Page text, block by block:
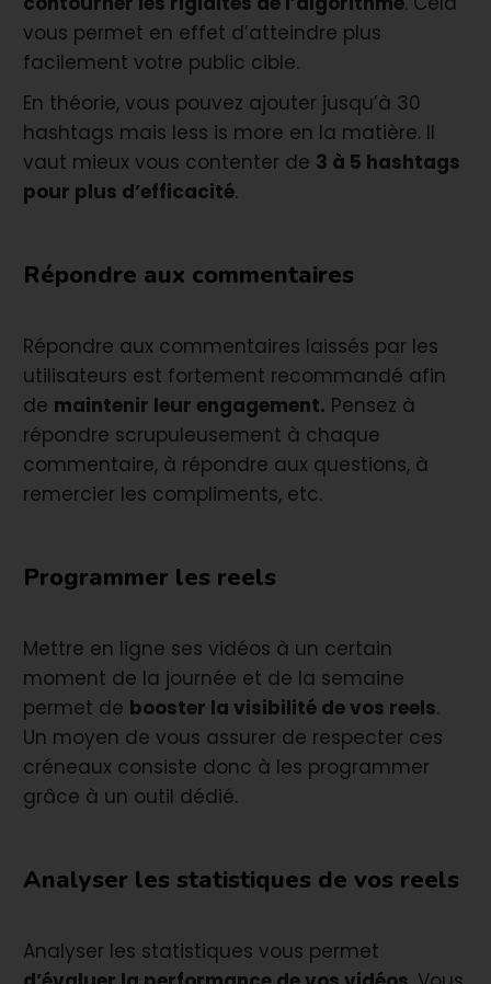
vous permet en effet d’atteindre plus
facilement votre public cible.
En théorie, vous pouvez ajouter jusqu’à 30
hashtags mais less is more en la matière. Il
vaut mieux vous contenter de 3 à 5 hashtags
pour plus d’efficacité.
Répondre aux commentaires
Répondre aux commentaires laissés par les
utilisateurs est fortement recommandé afin
de maintenir leur engagement. Pensez à
répondre scrupuleusement à chaque
commentaire, à répondre aux questions, à
remercier les compliments, etc.
Programmer les reels
Mettre en ligne ses vidéos à un certain
moment de la journée et de la semaine
permet de booster la visibilité de vos reels.
Un moyen de vous assurer de respecter ces
créneaux consiste donc à les programmer
grâce à un outil dédié.
Analyser les statistiques de vos reels
Analyser les statistiques vous permet